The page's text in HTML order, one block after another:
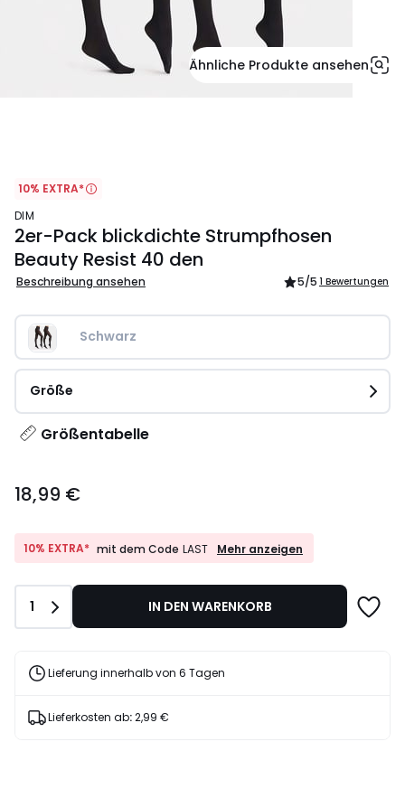
Ähnliche Produkte ansehen
10% EXTRA*
DIM
2er-Pack blickdichte Strumpfhosen
Beauty Resist 40 den
Beschreibung ansehen 5/5 1 Bewertungen
Schwarz
Größe
Größentabelle
€.
18,99 €
10% EXTRA* mit dem Code LAST
10%
Code
LAST
Mehr anzeigen
Anzahl
1 IN DEN WARENKORB
Lieferung innerhalb von 6 Tagen
Lieferkosten ab:2,99 €